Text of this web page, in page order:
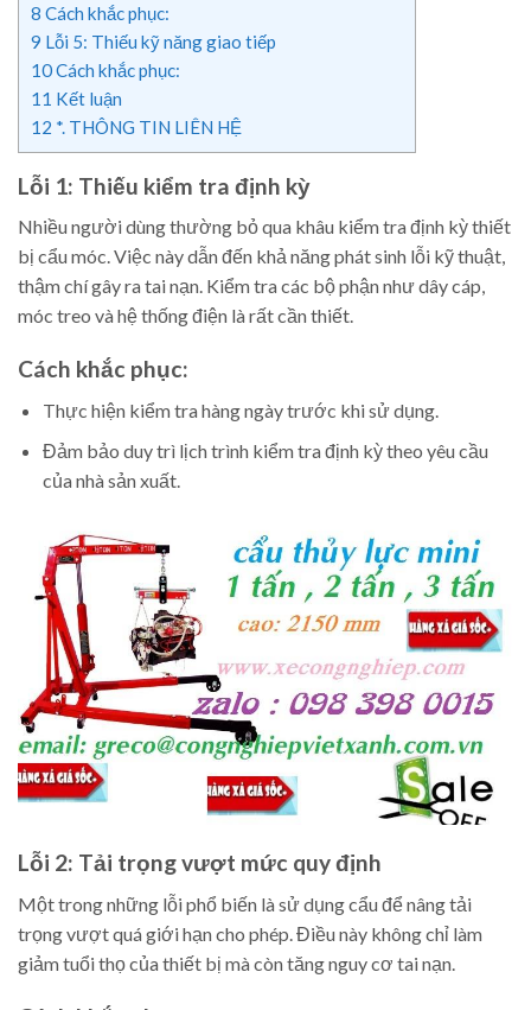
8 Cách khắc phục:
9 Lỗi 5: Thiếu kỹ năng giao tiếp
10Cách khắc phục:
11 Kết luận
12 *. THÔNG TIN LIÊN HỆ
Lỗi 1: Thiếu kiểm tra định kỳ
Nhiều người dùng thường bỏ qua khâu kiểm tra định kỳ thiết
bị cẩu móc. Việc này dẫn đến khả năng phát sinh lỗi kỹ thuật,
thậm chí gây ra tai nạn. Kiểm tra các bộ phận như dây cáp,
móc treo và hệ thống điện là rất cần thiết.
Cách khắc phục:
Thực hiện kiểm tra hàng ngày trước khi sử dụng.
Đảm bảo duy trì lịch trình kiểm tra định kỳ theo yêu cầu
của nhà sản xuất.
Lỗi 2: Tải trọng vượt mức quy định
Một trong những lỗi phổ biến là sử dụng cẩu để nâng tải
trọng vượt quá giới hạn cho phép. Điều này không chỉ làm
giảm tuổi thọ của thiết bị mà còn tăng nguy cơ tai nạn.